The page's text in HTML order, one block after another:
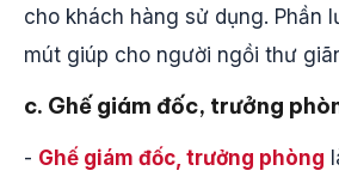
cho khách hàng sử dụng. Phần
mút giúp cho người ngồi thư
c. Ghế giám đốc, trưởng
- Ghế giám đốc, trưởng phòng